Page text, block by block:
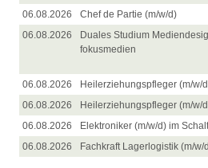
06.08.2026
Chef de Partie (m/w/d)
06.08.2026
Duales Studium
fokusmedien
06.08.2026
Heilerziehungspfleger (m/w/
06.08.2026
Heilerziehungspfleger (m/w/
06.08.2026
Elektroniker (m/w/d) im
06.08.2026
Fachkraft Lagerlogistik (m/w/